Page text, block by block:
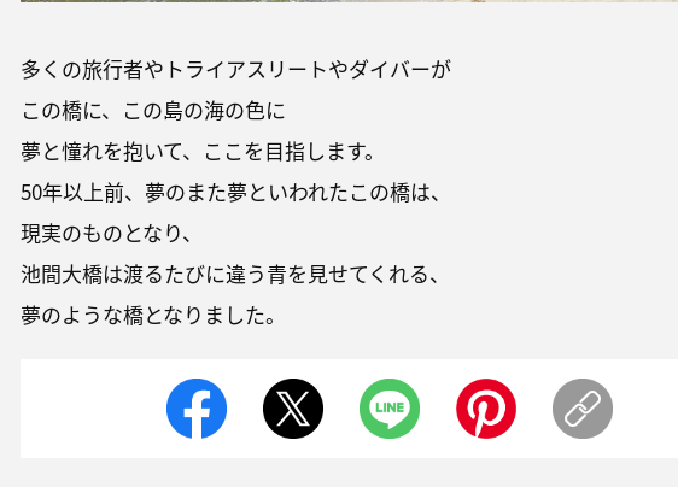
多くの旅行者やトライアスリートやダイバーが
この橋に、この島の海の色に
夢と憧れを抱いて、ここを目指します。
50年以上前、夢のまた夢といわれたこの橋は、
現実のものとなり、
池間大橋は渡るたびに違う青を見せてくれる、
夢のような橋となりました。